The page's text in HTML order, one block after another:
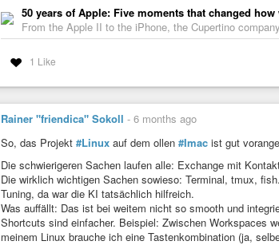
  scroll_method two_finger
  click_method clickfinger
  middle_emulation enabled
  accel_profile adaptive
}
### OUTPUT ###
bindsym $mod+Return exec $term
bindsym $mod+Tab exec ~/.cargo/bin/swayr switch-
bindsym $mod+Shift+q kill
bindsym ctrl+space exec $menu
bindsym $mod+Shift+minus move scratchpad
bindsym $mod+minus scratchpad show
50 years of Apple: Five moments that changed how
From the Apple II to the iPhone, the Cupertino
1 Like
Rainer "friendica" Sokoll - 6 months ago
So, das Projekt #Linux auf dem ollen #Imac ist gut
Die schwierigeren Sachen laufen alle: Exchange mit
Die wirklich wichtigen Sachen sowieso: Terminal, tmux,
Tuning, da war die KI tatsächlich hilfreich.
Was auffällt: Das ist bei weitem nicht so smooth und
Shortcuts sind einfacher. Beispiel: Zwischen Workspaces
meinem Linux brauche ich eine Tastenkombination (ja,